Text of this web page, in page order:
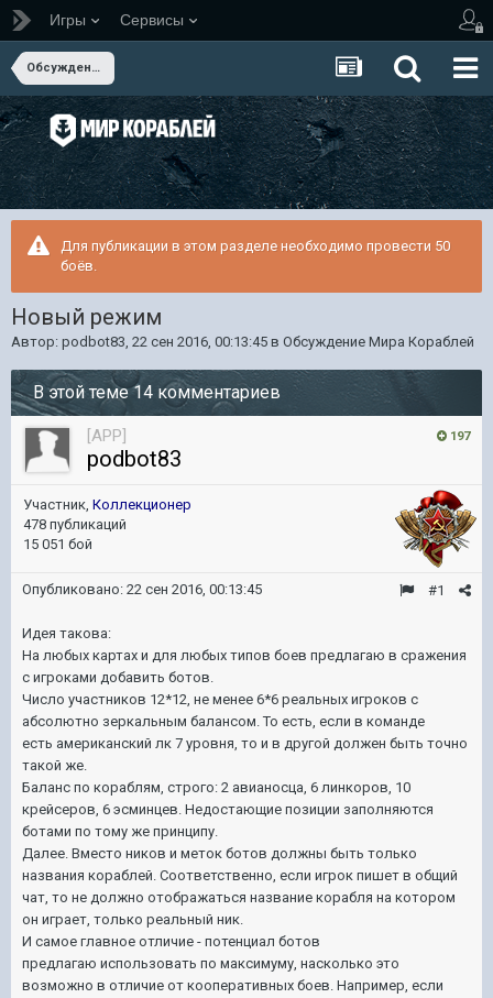
Игры Сервисы
Обсуждение Мира Кораблей
Для публикации в этом разделе необходимо провести 50
боёв.
Новый режим
Автор: podbot83, 22 сен 2016, 00:13:45 в Обсуждение Мира Кораблей
В этой теме 14 комментариев
197
[APP]
podbot83
Участник, Коллекционер
478 публикаций
15 051 бой
#1
Опубликовано: 22 сен 2016, 00:13:45
Идея такова:
На любых картах и для любых типов боев предлагаю в сражения
с игроками добавить ботов.
Число участников 12*12, не менее 6*6 реальных игроков с
абсолютно зеркальным балансом. То есть, если в команде
есть американский лк 7 уровня, то и в другой должен быть точно
такой же.
Баланс по кораблям, строго: 2 авианосца, 6 линкоров, 10
крейсеров, 6 эсминцев. Недостающие позиции заполняются
ботами по тому же принципу.
Далее. Вместо ников и меток ботов должны быть только
названия кораблей. Соответственно, если игрок пишет в общий
чат, то не должно отображаться название корабля на котором
он играет, только реальный ник.
И самое главное отличие - потенциал ботов
предлагаю использовать по максимуму, насколько это
возможно в отличие от кооперативных боев. Например, если